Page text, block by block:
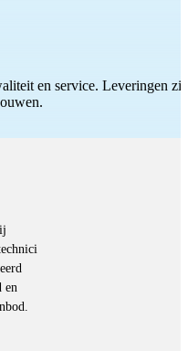
en service. Leveringen
en